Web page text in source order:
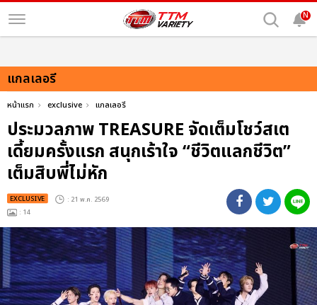
N
แกลเลอรี
หน้าแรก exclusive แกลเลอรี
ประมวลภาพ TREASURE จัดเต็มโชว์สเต
เดี้ยมครั้งแรก สนุกเร้าใจ “ชีวิตแลกชีวิต”
เต็มสิบพี่ไม่หัก
EXCLUSIVE : 21 พ.ค. 2569
: 14